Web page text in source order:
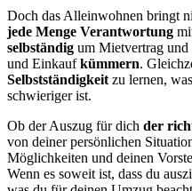
Doch das Alleinwohnen bringt
jede Menge Verantwortung
selbständig um Mietvertrag und
und Einkaufkümmern.
Selbstständigkeit zu lernen,
schwieriger ist.
Ob der Auszug für dich der
von deiner persönlichen
Möglichkeiten und deinen
Wenn es soweit ist, dass du